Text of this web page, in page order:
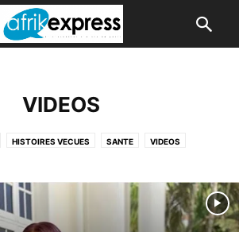
VIDEOS
HISTOIRES VECUES SANTE VIDEOS